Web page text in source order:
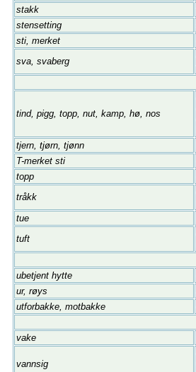
stakk
stensetting
sti, merket
sva, svaberg
tind, pigg, topp, nut, kamp, hø, nos
tjern, tjørn, tjønn
T-merket sti
topp
tråkk
tue
tuft
ubetjent hytte
ur, røys
utforbakke, motbakke
vake
vannsig